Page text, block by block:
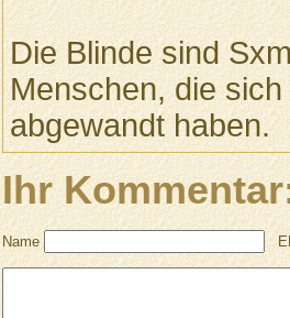
Die Blinde sind
Menschen, die
abgewandt haben.
Ihr
Name